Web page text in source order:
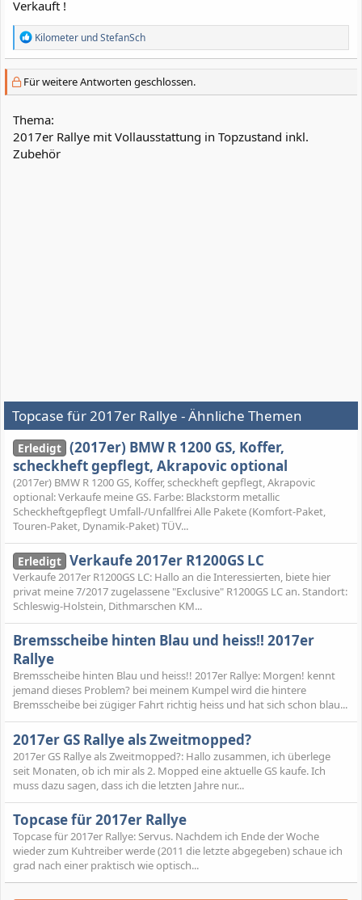
Verkauft !
R
e
a
t
n
e
n
Kilometer undStefanSch
Für weitere Antworten geschlossen.
Thema:
2017er Rallye mit Vollausstattung in Topzustand inkl.
Zubehör
Topcase für 2017er Rallye - Ähnliche Themen
Erledigt (2017er) BMW R 1200 GS, Koffer,
scheckheft gepflegt, Akrapovic optional
(2017er) BMW R 1200 GS, Koffer, scheckheft gepflegt, Akrapovic
optional: Verkaufe meine GS. Farbe: Blackstorm metallic
Scheckheftgepflegt Umfall-/Unfallfrei Alle Pakete (Komfort-Paket,
Touren-Paket, Dynamik-Paket) TÜV...
Erledigt Verkaufe 2017er R1200GS LC
Verkaufe 2017er R1200GS LC: Hallo an die Interessierten, biete hier
privat meine 7/2017 zugelassene "Exclusive" R1200GS LC an. Standort:
Schleswig-Holstein, Dithmarschen KM...
Bremsscheibe hinten Blau und heiss!! 2017er
Rallye
Bremsscheibe hinten Blau und heiss!! 2017er Rallye: Morgen! kennt
jemand dieses Problem? bei meinem Kumpel wird die hintere
Bremsscheibe bei zügiger Fahrt richtig heiss und hat sich schon blau...
2017er GS Rallye als Zweitmopped?
2017er GS Rallye als Zweitmopped?: Hallo zusammen, ich überlege
seit Monaten, ob ich mir als 2. Mopped eine aktuelle GS kaufe. Ich
muss dazu sagen, dass ich die letzten Jahre nur...
Topcase für 2017er Rallye
Topcase für 2017er Rallye: Servus. Nachdem ich Ende der Woche
wieder zum Kuhtreiber werde (2011 die letzte abgegeben) schaue ich
grad nach einer praktisch wie optisch...